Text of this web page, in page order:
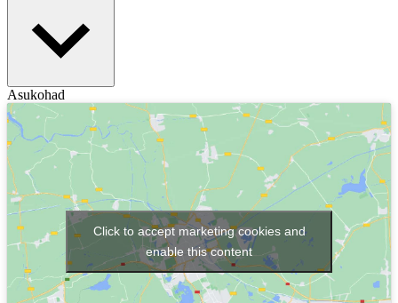
Asukohad
Click to accept marketing cookies and
enable this content